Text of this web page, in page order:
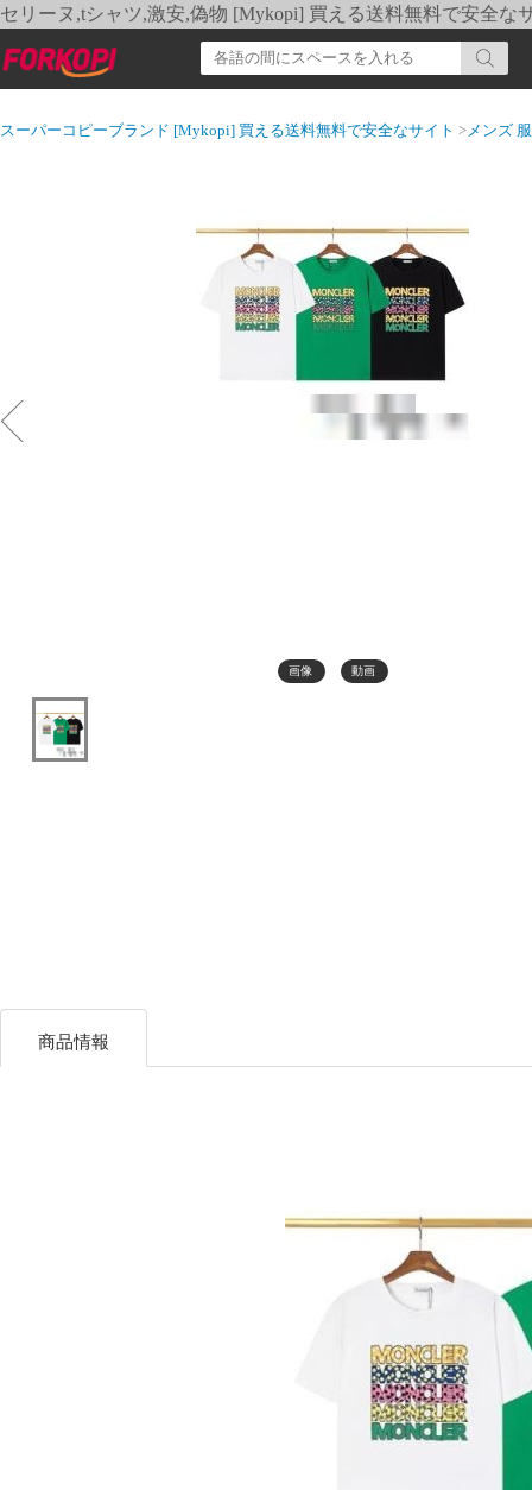
セリーヌ,tシャツ,激安,偽物 [Mykopi] 買える送料無料で安全な
スーパーコピーブランド [Mykopi] 買える送料無料で安全なサイト >メンズ 服
画像 動画
商品情報